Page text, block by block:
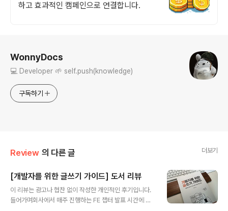
하고 효과적인 캠페인으로 연결합니다.
WonnyDocs
💻 Developer 🌱 self.push(knowledge)
구독하기
Review 의 다른 글 더보기
[개발자를 위한 글쓰기 가이드] 도서 리뷰
이 리뷰는 광고나 협찬 없이 작성한 개인적인 후기입니다.
들어가며회사에서 매주 진행하는 FE 챕터 발표 시간에 동